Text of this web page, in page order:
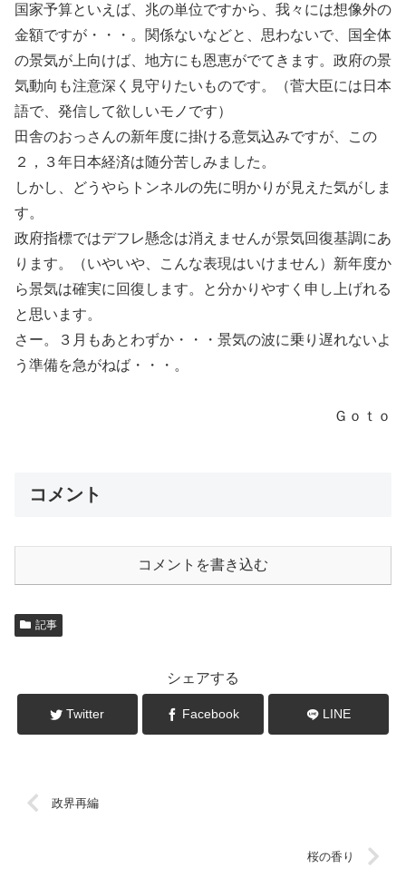
国家予算といえば、兆の単位ですから、我々には想像外の
金額ですが・・・。関係ないなどと、思わないで、国全体
の景気が上向けば、地方にも恩恵がでてきます。政府の景
気動向も注意深く見守りたいものです。（菅大臣には日本
語で、発信して欲しいモノです）
田舎のおっさんの新年度に掛ける意気込みですが、この
２，３年日本経済は随分苦しみました。
しかし、どうやらトンネルの先に明かりが見えた気がしま
す。
政府指標ではデフレ懸念は消えませんが景気回復基調にあ
ります。（いやいや、こんな表現はいけません）新年度か
ら景気は確実に回復します。と分かりやすく申し上げれる
と思います。
さー。３月もあとわずか・・・景気の波に乗り遅れないよ
う準備を急がねば・・・。
Ｇｏｔｏ
コメント
コメントを書き込む
記事
シェアする
Twitter Facebook LINE
政界再編
桜の香り